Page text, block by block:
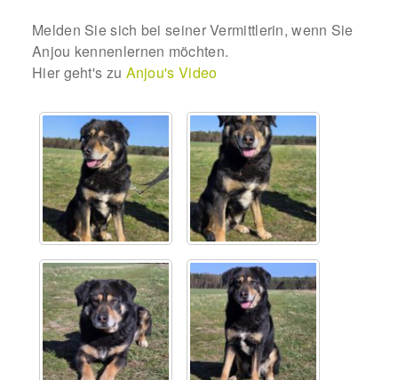
Mittelmeerkrankheiten
Qualzucht bei Hunden
Sonderfarben bei Hunden
Zwingerhusten
Ablauf Adoption
Info Broschüre – SALVA Hundehilfe e.V.
Melden Sie sich bei seiner Vermittlerin, wenn Sie
Anjou kennenlernen möchten.
Hier geht's zu Anjou's Video